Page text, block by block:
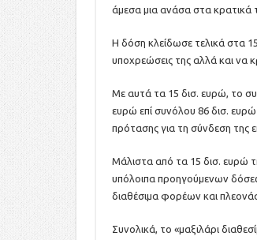
άμεσα μια ανάσα στα κρατικά
Η δόση κλείδωσε τελικά στα
υποχρεώσεις της αλλά και να
Με αυτά τα 15 δισ. ευρώ, το
ευρώ επί συνόλου 86 δισ. ευρώ
πρότασης για τη σύνδεση της
Μάλιστα από τα 15 δισ. ευρώ
υπόλοιπα προηγούμενων
διαθέσιμα φορέων και
Συνολικά, το «μαξιλάρι